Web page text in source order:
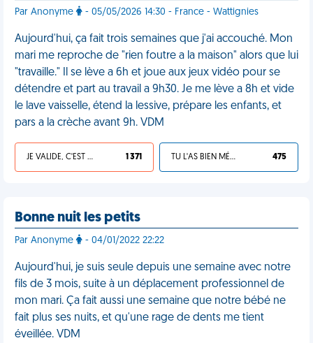
Par Anonyme - 05/05/2026 14:30 - France - Wattignies
Aujourd'hui, ça fait trois semaines que j'ai accouché. Mon
mari me reproche de "rien foutre a la maison" alors que lui
"travaille." Il se lève a 6h et joue aux jeux vidéo pour se
détendre et part au travail a 9h30. Je me lève a 8h et vide
le lave vaisselle, étend la lessive, prépare les enfants, et
pars a la crèche avant 9h. VDM
JE VALIDE, C'EST UNE VDM 1 371 TU L'AS BIEN MÉRITÉ 475
Bonne nuit les petits
Par Anonyme - 04/01/2022 22:22
Aujourd'hui, je suis seule depuis une semaine avec notre
fils de 3 mois, suite à un déplacement professionnel de
mon mari. Ça fait aussi une semaine que notre bébé ne
fait plus ses nuits, et qu'une rage de dents me tient
éveillée. VDM